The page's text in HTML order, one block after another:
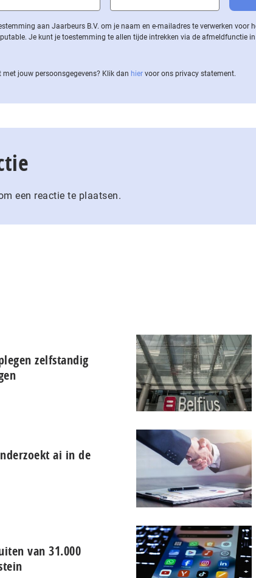
aan Jaarbeurs B.V. om je naam en e-mailadres te verwerken voor
Je kunt je toestemming te allen tijde intrekken via de af­meld­func­tie
jouw per­soons­ge­ge­vens? Klik dan hier voor ons privacy statement.
een reactie te plaatsen.
zelfstandig
ai in de
van 31.000